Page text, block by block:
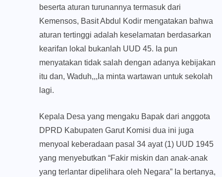
beserta aturan turunannya termasuk dari
Kemensos, Basit Abdul Kodir mengatakan bahwa
aturan tertinggi adalah keselamatan berdasarkan
kearifan lokal bukanlah UUD 45. Ia pun
menyatakan tidak salah dengan adanya kebijakan
itu dan, Waduh,,,Ia minta wartawan untuk sekolah
lagi.
Kepala Desa yang mengaku Bapak dari anggota
DPRD Kabupaten Garut Komisi dua ini juga
menyoal keberadaan pasal 34 ayat (1) UUD 1945
yang menyebutkan “Fakir miskin dan anak-anak
yang terlantar dipelihara oleh Negara” Ia bertanya,